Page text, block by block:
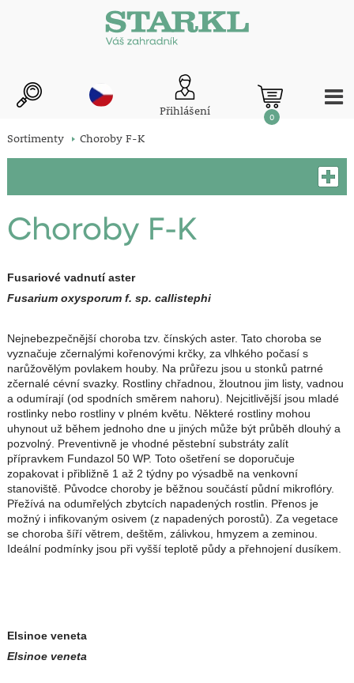
Přihlášení 0
Sortimenty Choroby F-K
Choroby F-K
Fusariové vadnutí aster
Fusarium oxysporum f. sp. callistephi
Nejnebezpečnější choroba tzv. čínských aster. Tato choroba se
vyznačuje zčernalými kořenovými krčky, za vlhkého počasí s
narůžovělým povlakem houby. Na průřezu jsou u stonků patrné
zčernalé cévní svazky. Rostliny chřadnou, žloutnou jim listy, vadnou
a odumírají (od spodních směrem nahoru). Nejcitlivější jsou mladé
rostlinky nebo rostliny v plném květu. Některé rostliny mohou
uhynout už během jednoho dne u jiných může být průběh dlouhý a
pozvolný. Preventivně je vhodné pěstební substráty zalít
přípravkem Fundazol 50 WP. Toto ošetření se doporučuje
zopakovat i přibližně 1 až 2 týdny po výsadbě na venkovní
stanoviště. Původce choroby je běžnou součástí půdní mikroflóry.
Přežívá na odumřelých zbytcích napadených rostlin. Přenos je
možný i infikovaným osivem (z napadených porostů). Za vegetace
se choroba šíří větrem, deštěm, zálivkou, hmyzem a zeminou.
Ideální podmínky jsou při vyšší teplotě půdy a přehnojení dusíkem.
Elsinoe veneta
Elsinoe veneta